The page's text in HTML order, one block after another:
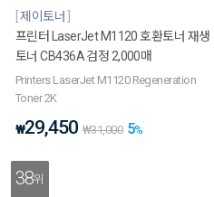
제이토너
프린터 LaserJet M1120 호환토너 재생
토너 CB436A 검정 2,000매
Printers LaserJet M1120 Regeneration
Toner 2K
₩29,450 ₩31,000 5%
38위